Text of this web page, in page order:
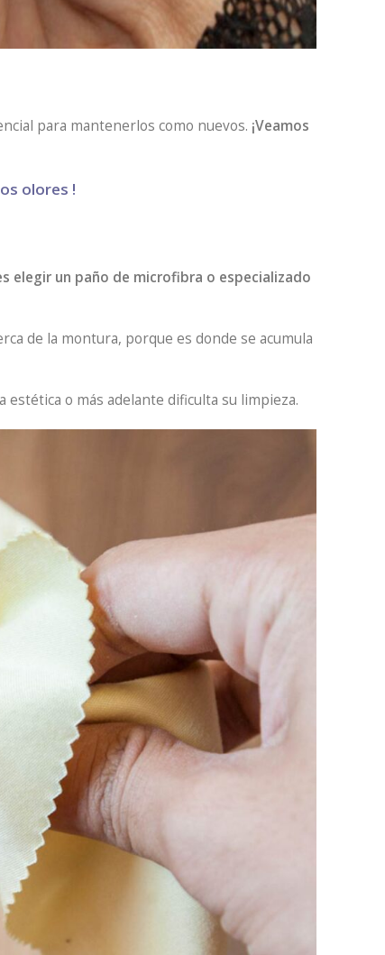
para mantenerlos como nuevos. ¡Veamos
olores !
elegir un paño de microfibra o especializado
de la montura, porque es donde se acumula
estética o más adelante dificulta su limpieza.